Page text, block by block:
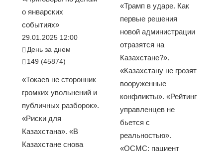
о январских
событиях»
29.01.2025 12:00
День за днем
149 (45874)
«Токаев не сторонник
громких увольнений и
публичных разборок».
«Риски для
Казахстана». «В
Казахстане снова
«Трамп в ударе. Как
первые решения
новой администрации
отразятся на
Казахстане?».
«Казахстану не грозят
вооруженные
конфликты». «Рейтинг
управленцев не
бьется с
реальностью».
«ОСМС: пациент